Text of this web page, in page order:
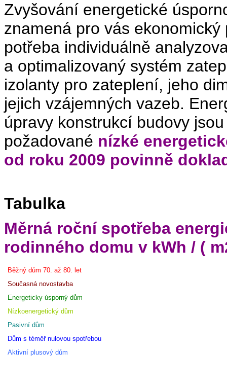
Zvyšování energetické
znamená pro vás
potřeba individuálně
a optimalizovaný systém
izolanty pro zateplení, jeho
jejich vzájemných vazeb.
úpravy konstrukcí budovy
požadované nízké
od roku 2009 povinně
Tabulka
Měrná roční spotřeba
rodinného domu v kWh / (
Běžný dům 70. až 80. let
Současná novostavba
Energeticky úsporný dům
Nízkoenergetický dům
Pasivní dům
Dům s téměř nulovou spotřebou
Aktivní plusový dům